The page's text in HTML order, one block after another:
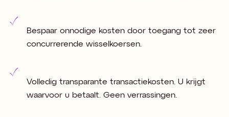
Bespaar onnodige kosten door toegang tot zeer
concurrerende wisselkoersen.
Volledig transparante transactiekosten. U krijgt
waarvoor u betaalt. Geen verrassingen.